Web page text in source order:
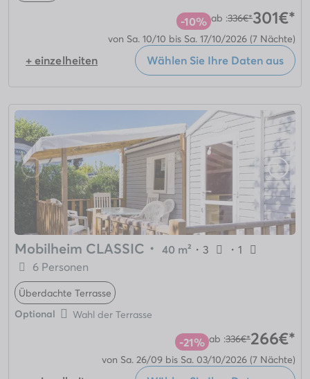
-10% ab :336€*301€*
von Sa. 10/10 bis Sa. 17/10/2026 (7 Nächte)
+ einzelheiten Wählen Sie Ihre Daten aus
Mobilheim CLASSIC ・ 40 m² ・ 3 ・1
6 Personen
Überdachte Terrasse
Optional
Wahl der Terrasse
-21% ab :336€*266€*
von Sa. 26/09 bis Sa. 03/10/2026 (7 Nächte)